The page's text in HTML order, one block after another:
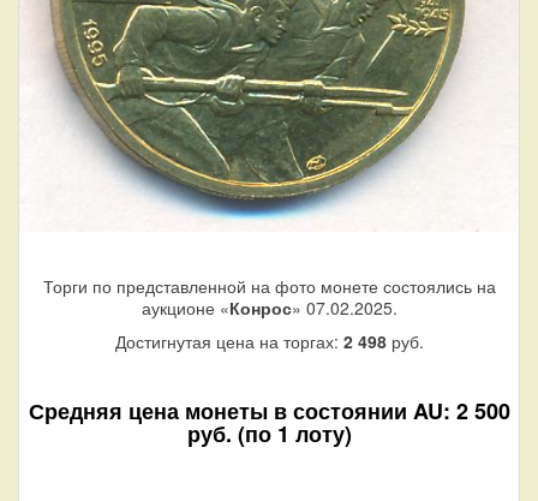
Торги по представленной на фото монете состоялись на
аукционе «Конрос» 07.02.2025.
Достигнутая цена на торгах: 2 498руб.
Средняя цена монеты в состоянии AU: 2 500
руб. (по 1 лоту)